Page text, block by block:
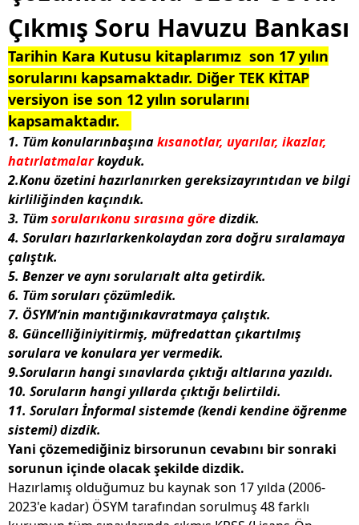
Çıkmış Soru Havuzu Bankası
Tarihin Kara Kutusu kitaplarımız son 17 yılın
sorularını kapsamaktadır. Diğer TEK KİTAP
versiyon ise son 12 yılın sorularını
kapsamaktadır.
1. Tüm konularınbaşınakısanotlar, uyarılar, ikazlar,
hatırlatmalarkoyduk.
2.Konu özetini hazırlanırken gereksizayrıntıdan ve bilgi
kirliliğinden kaçındık.
3. Tümsorularıkonu sırasına göredizdik.
4. Soruları hazırlarkenkolaydan zora doğrusıralamaya
çalıştık.
5. Benzer ve aynı sorularıalt alta getirdik.
6. Tüm soruları çözümledik.
7. ÖSYM’nin mantığınıkavratmaya çalıştık.
8. Güncelliğiniyitirmiş, müfredattan çıkartılmış
sorulara ve konulara yer vermedik.
9.Soruların hangi sınavlarda çıktığı altlarına yazıldı.
10. Soruların hangi yıllarda çıktığı belirtildi.
11. Soruları İnformal sistemde (kendi kendine öğrenme
sistemi) dizdik.
Yani çözemediğiniz birsorunun cevabını bir sonraki
sorunun içinde olacak şekilde dizdik.
Hazırlamış olduğumuz bu kaynak son 17 yılda (2006-
2023'e kadar) ÖSYM tarafından sorulmuş 48 farklı